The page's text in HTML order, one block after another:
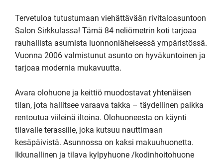
Tervetuloa tutustumaan viehättävään rivitaloasuntoon
Salon Sirkkulassa! Tämä 84 neliömetrin koti tarjoaa
rauhallista asumista luonnonläheisessä ympäristössä.
Vuonna 2006 valmistunut asunto on hyväkuntoinen ja
tarjoaa modernia mukavuutta.
Avara olohuone ja keittiö muodostavat yhtenäisen
tilan, jota hallitsee varaava takka – täydellinen paikka
rentoutua viileinä iltoina. Olohuoneesta on käynti
tilavalle terassille, joka kutsuu nauttimaan
kesäpäivistä. Asunnossa on kaksi makuuhuonetta.
Ikkunallinen ja tilava kylpyhuone /kodinhoitohuone